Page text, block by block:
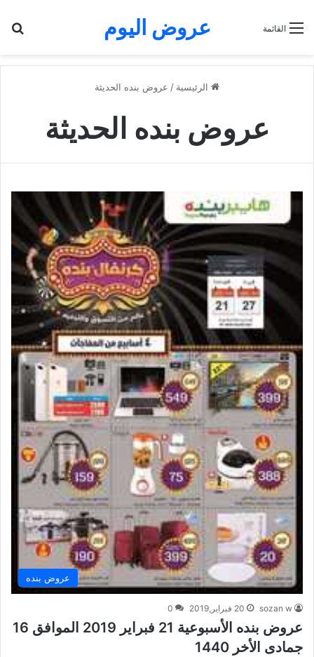
عروض اليوم القائمة
الرئيسية / عروض بنده الحديثة
عروض بنده الحديثة
عروض بنده
sozan w 20 فبراير,2019 0
عروض بنده الأسبوعية 21 فبراير 2019 الموافق 16
جمادى الأخر 1440